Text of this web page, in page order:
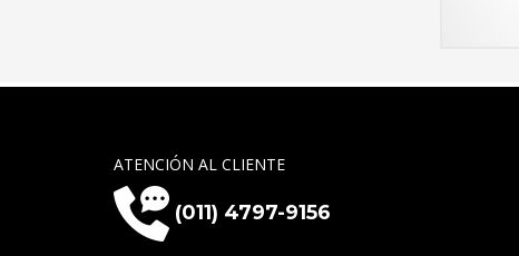
ATENCIÓN AL CLIENTE
(011) 4797-9156